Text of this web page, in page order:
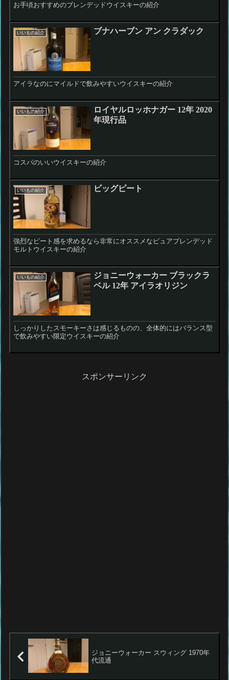
お手頃おすすめのブレンデッドウイスキーの紹介
いいもの紹介 ブナハーブン アン クラダック
アイラなのにマイルドで飲みやすいウイスキーの紹介
いいもの紹介
ロイヤルロッホナガー 12年 2020
年現行品
コスパのいいウイスキーの紹介
いいもの紹介 ビッグピート
強烈なピート感を求めるなら非常にオススメなピュアブレンデッド
モルトウイスキーの紹介
いいもの紹介
ジョニーウォーカー ブラックラ
ベル 12年 アイラオリジン
しっかりしたスモーキーさは感じるものの、全体的にはバランス型
で飲みやすい限定ウイスキーの紹介
スポンサーリンク
ジョニーウォーカー スウィング 1970年
代流通